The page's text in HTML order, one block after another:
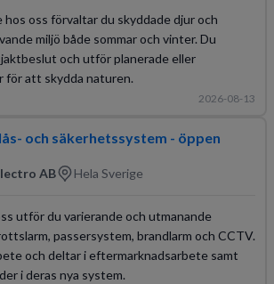
hos oss förvaltar du skyddade djur och
miljö både sommar och vinter. Du
och utför planerade eller
för att skydda naturen.
2026-08-13
och säkerhetssystem - öppen
AB Hela Sverige
utför du varierande och utmanande
passersystem, brandlarm och CCTV.
och deltar i eftermarknadsarbete samt
i deras nya system.